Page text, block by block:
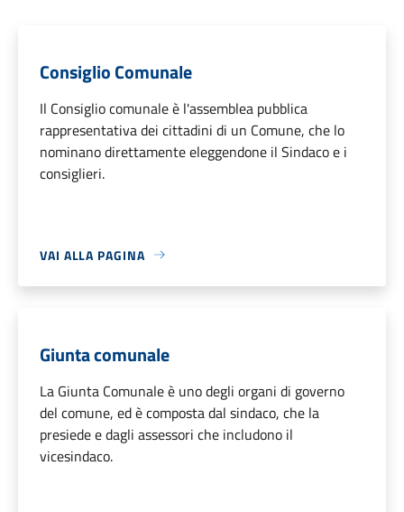
Consiglio Comunale
Il Consiglio comunale è l'assemblea pubblica
rappresentativa dei cittadini di un Comune, che lo
nominano direttamente eleggendone il Sindaco e i
consiglieri.
VAI ALLA PAGINA
Giunta comunale
La Giunta Comunale è uno degli organi di governo
del comune, ed è composta dal sindaco, che la
presiede e dagli assessori che includono il
vicesindaco.